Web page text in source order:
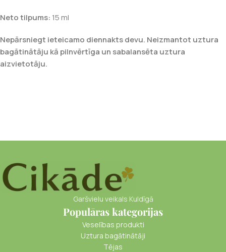
Neto tilpums: 15 ml
Nepārsniegt ieteicamo diennakts devu. Neizmantot uztura
bagātinātāju kā pilnvērtīga un sabalansēta uztura
aizvietotāju.
Garšvielu veikals Kuldīgā
Populāras kategorijas
Veselības produkti
Uztura bagātinātāji
Tējas